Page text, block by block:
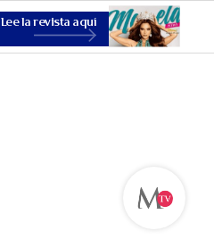
Lee la revista aquí